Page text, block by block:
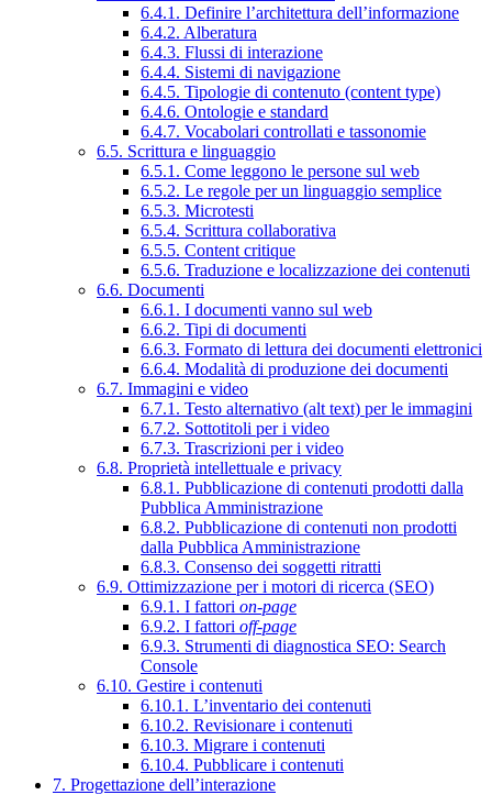
6.4.1. Definire l’architettura dell’informazione
6.4.2. Alberatura
6.4.3. Flussi di interazione
6.4.4. Sistemi di navigazione
6.4.5. Tipologie di contenuto (content type)
6.4.6. Ontologie e standard
6.4.7. Vocabolari controllati e tassonomie
6.5. Scrittura e linguaggio
6.5.1. Come leggono le persone sul web
6.5.2. Le regole per un linguaggio semplice
6.5.3. Microtesti
6.5.4. Scrittura collaborativa
6.5.5. Content critique
6.5.6. Traduzione e localizzazione dei contenuti
6.6. Documenti
6.6.1. I documenti vanno sul web
6.6.2. Tipi di documenti
6.6.3. Formato di lettura dei documenti elettronici
6.6.4. Modalità di produzione dei documenti
6.7. Immagini e video
6.7.1. Testo alternativo (alt text) per le immagini
6.7.2. Sottotitoli per i video
6.7.3. Trascrizioni per i video
6.8. Proprietà intellettuale e privacy
6.8.1. Pubblicazione di contenuti prodotti dalla
Pubblica Amministrazione
6.8.2. Pubblicazione di contenuti non prodotti
dalla Pubblica Amministrazione
6.8.3. Consenso dei soggetti ritratti
6.9. Ottimizzazione per i motori di ricerca (SEO)
6.9.1. I fattori on-page
6.9.2. I fattori off-page
6.9.3. Strumenti di diagnostica SEO: Search
Console
6.10. Gestire i contenuti
6.10.1. L’inventario dei contenuti
6.10.2. Revisionare i contenuti
6.10.3. Migrare i contenuti
6.10.4. Pubblicare i contenuti
7. Progettazione dell’interazione